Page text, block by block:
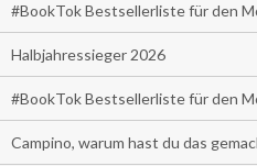
#BookTok Bestsellerliste für den
Halbjahressieger 2026
#BookTok Bestsellerliste für den
Campino, warum hast du das